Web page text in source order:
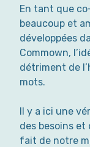
En tant que
beaucoup et
développées
Commown,
détriment de
mots.
Il y a ici une
des besoins et
fait de notre